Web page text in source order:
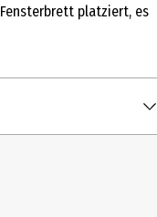
platziert, es